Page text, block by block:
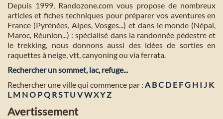
Depuis 1999, Randozone.com vous propose de nombreux
articles et fiches techniques pour préparer vos aventures en
France (Pyrénées, Alpes, Vosges...) et dans le monde (Népal,
Maroc, Réunion...) : spécialisé dans la randonnée pédestre et
le trekking, nous donnons aussi des idées de sorties en
raquettes à neige, vtt, canyoning ou via ferrata.
Rechercher un sommet, lac, refuge...
Rechercher une ville qui commence par : A BC D E FG H I J K
L M NO PQ RST U VWXYZ
Avertissement